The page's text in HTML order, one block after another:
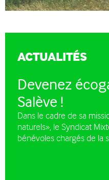
ACTUALITÉS
Devenez
Salève !
Dans le cadre de sa
naturels», le Syndicat
bénévoles chargés de la